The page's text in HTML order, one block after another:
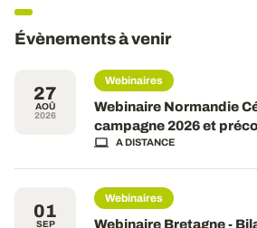
Évènements à venir
27
AOÛ
2026
Webinaires
Webinaire Normandie
campagne 2026 et
A DISTANCE
01
SEP
Webinaires
Webinaire Bretagne -